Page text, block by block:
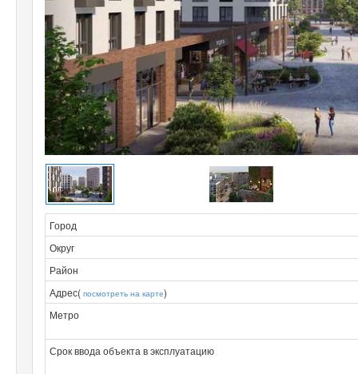
Город
Округ
Район
Адрес( посмотреть на карте)
Метро
Срок ввода объекта в эксплуатацию